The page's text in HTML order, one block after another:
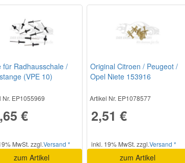
für Radhausschale /
(VPE 10)
Nr. EP1055969
€
MwSt. zzgl.Versand *
zum Artikel
Original Citroen / Peugeot /
Opel Niete 153916
Artikel Nr. EP1078577
2,51 €
inkl. 19% MwSt. zzgl.Versand *
zum Artikel